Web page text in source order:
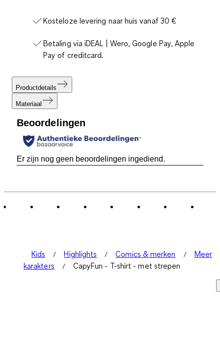
Kosteloze levering naar huis vanaf 30 €
Betaling via iDEAL | Wero, Google Pay, Apple
Pay of creditcard.
Productdetails
Materiaal
Beoordelingen
Er zijn nog geen beoordelingen ingediend.
Kids Highlights Comics & merken
Meer
karakters
CapyFun - T-shirt - met strepen